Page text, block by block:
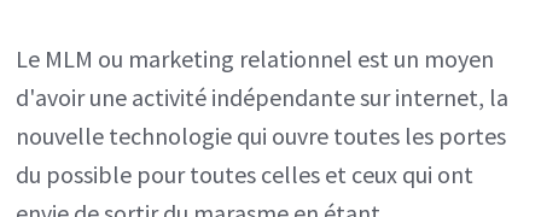
Le MLM ou marketing relationnel est un moyen
d'avoir une activité indépendante sur internet, la
nouvelle technologie qui ouvre toutes les portes
du possible pour toutes celles et ceux qui ont